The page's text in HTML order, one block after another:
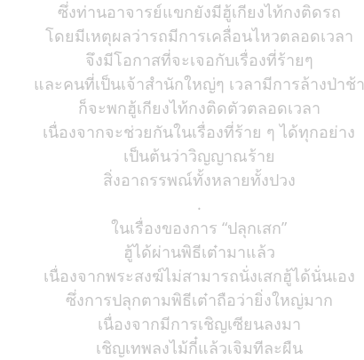
ซึ่งท่านอาจารย์แขกยังมีฮู้เกียงไท้กงติดรถ
โดยมีเหตุผลว่ารถมีการเคลื่อนไหวตลอดเวลา
จึงมีโอกาสที่จะเจอกับเรื่องที่ร้ายๆ
และคนที่เป็นเจ้าสำนักใหญ่ๆ เวลามีการล้างป่าช้า
ก็จะพกฮู้เกียงไท้กงติดตัวตลอดเวลา
เนื่องจากจะช่วยกันในเรื่องที่ร้าย ๆ ได้ทุกอย่าง
เป็นต้นว่าวิญญาณร้าย
สิ่งอาถรรพณ์ทั้งหลายทั้งปวง
.
ในเรื่องของการ “ปลุกเสก”
ฮู้ได้ผ่านพิธีเต๋ามาแล้ว
เนื่องจากพระสงฆ์ไม่สามารถนั่งเสกฮู้ได้นั่นเอง
ซึ่งการปลุกตามพิธีเต๋าถือว่ายิ่งใหญ่มาก
เนื่องจากมีการเชิญเซียนลงมา
เชิญเทพลงไม้กี๋แล้วเจิมทีละผืน